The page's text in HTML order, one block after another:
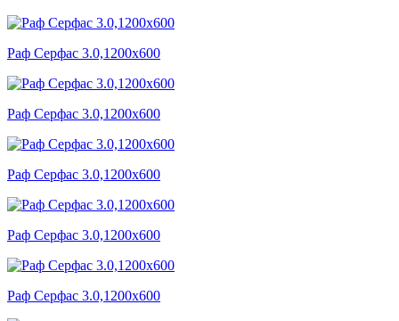
Раф Серфас 3.0,1200x600
Раф Серфас 3.0,1200x600
Раф Серфас 3.0,1200x600
Раф Серфас 3.0,1200x600
Раф Серфас 3.0,1200x600